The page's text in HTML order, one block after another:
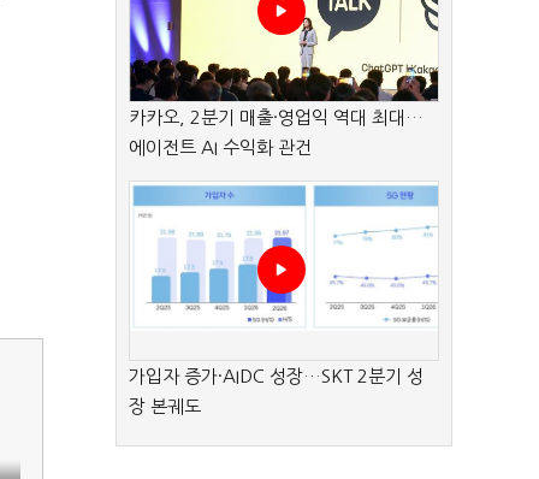
카카오, 2분기 매출·영업익 역대 최대…
에이전트 AI 수익화 관건
가입자 증가·AIDC 성장…SKT 2분기 성
장 본궤도